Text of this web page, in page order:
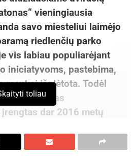
vieningiausia
savo miesteliui laimėjo
riedlenčių parko
vis labiau populiarėjant
iniciatyvoms, pastebima,
menkai išplėtota. Todėl
parkas
dar 2016 metų
aktyvaus sporto varžybos
toliau